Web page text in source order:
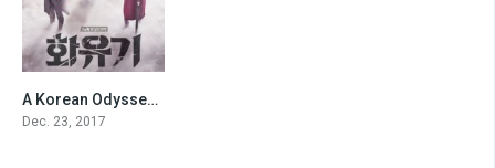
6.4
A Korean Odyssey [Sub-ITA]
Dec. 23, 2017